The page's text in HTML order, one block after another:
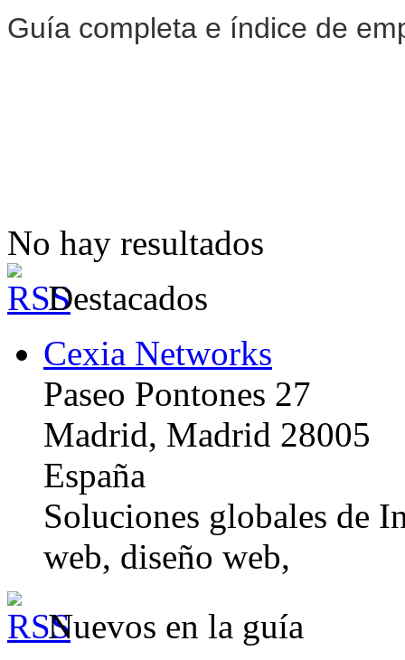
Guía completa e índice de
No hay resultados
Destacados
Cexia Networks
Paseo Pontones 27
Madrid, Madrid 28005
España
Soluciones globales de
web, diseño web,
Nuevos en la guía